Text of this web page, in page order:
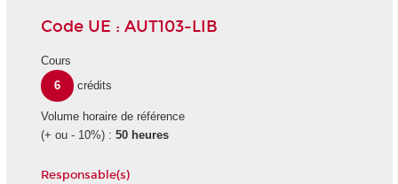
Code UE : AUT103-LIB
Cours
6
crédits
Volume horaire de référence
(+ ou - 10%) : 50 heures
Responsable(s)